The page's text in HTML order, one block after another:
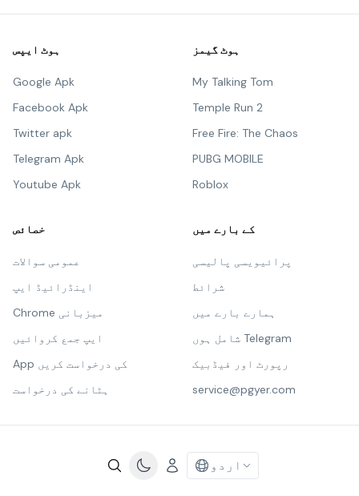
ہوٹ ایپس
Google Apk
Facebook Apk
Twitter apk
Telegram Apk
Youtube Apk
ہوٹ گیمز
My Talking Tom
Temple Run 2
Free Fire: The Chaos
PUBG MOBILE
Roblox
خصائص
عمومی سوالات
اینڈرائیڈ ایپ
Chrome میزبانی
ایپ جمع کروائیں
App کی درخواست کریں
ہٹانے کی درخواست
کے بارے میں
پرائیویسی پالیسی
شرائط
ہمارے بارے میں
شامل ہوں Telegram
رپورٹ اور فیڈبیک
service@pgyer.com
اردو